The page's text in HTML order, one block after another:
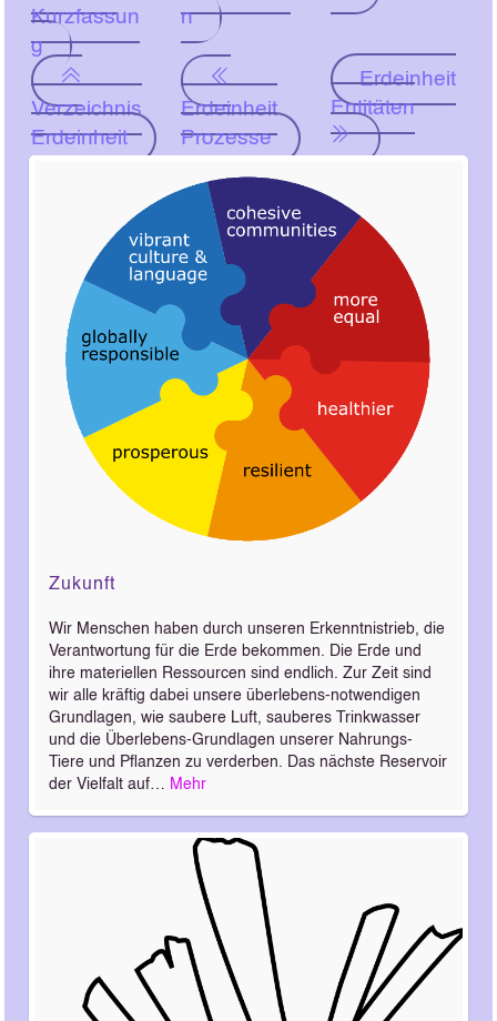
Kurzfassun
g
n
Verzeichnis
Erdeinheit
Erdeinheit
Prozesse
Erdeinheit
Entitäten
Zukunft
Wir Menschen haben durch unseren Erkenntnistrieb, die
Verantwortung für die Erde bekommen. Die Erde und
ihre materiellen Ressourcen sind endlich. Zur Zeit sind
wir alle kräftig dabei unsere überlebens-notwendigen
Grundlagen, wie saubere Luft, sauberes Trinkwasser
und die Überlebens-Grundlagen unserer Nahrungs-
Tiere und Pflanzen zu verderben. Das nächste Reservoir
der Vielfalt auf… Mehr